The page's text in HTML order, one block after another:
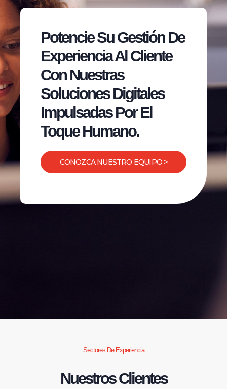
Potencie Su Gestión De
Experiencia Al Cliente
Con Nuestras
Soluciones Digitales
Impulsadas Por El
Toque Humano.
CONOZCA NUESTRO EQUIPO >
Sectores De Experiencia
Nuestros Clientes